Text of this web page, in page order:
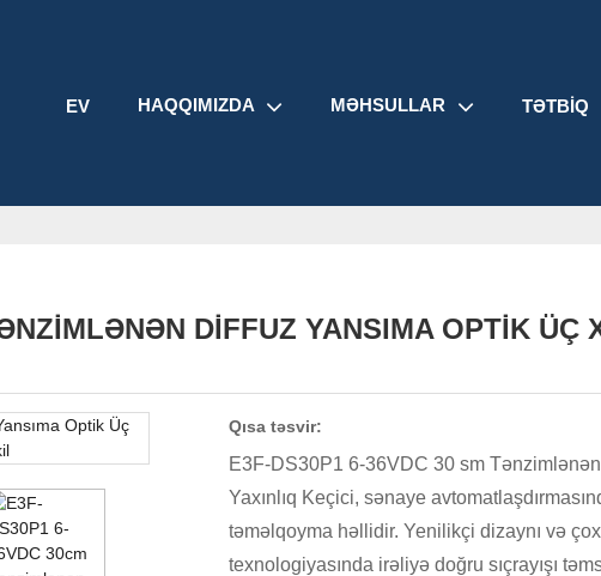
EV HAQQIMIZDA MƏHSULLAR TƏTBIQ
DIFFUZ YANSIMA OPTIK ÜÇ
Qısa təsvir:
E3F-DS30P1 6-36VDC 30 sm
Yaxınlıq Keçici, sənaye
təməlqoyma həllidir. Yenilikçi dizaynı və
texnologiyasında irəliyə doğru sıçrayışı